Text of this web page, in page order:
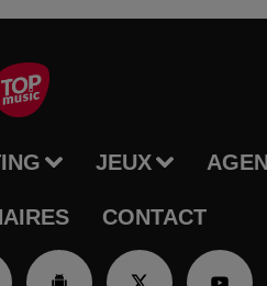
JEUX
CONTACT